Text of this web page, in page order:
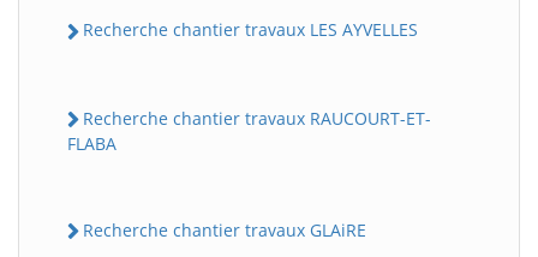
Recherche chantier travaux LES AYVELLES
Recherche chantier travaux RAUCOURT-ET-
FLABA
Recherche chantier travaux GLAiRE